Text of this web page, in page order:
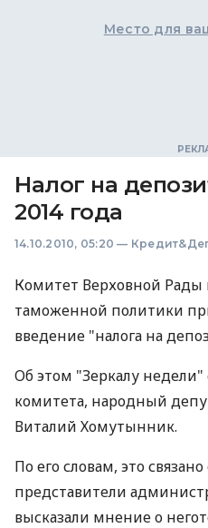
Место для
Налог на
2014 года
14.10.2010, 05:20 —
Комитет Верховной Рады
таможенной политики
введение "налога на
Об этом "Зеркалу
комитета, народный
Виталий Хомутынник.
По его словам, это
представители
высказали мнение о